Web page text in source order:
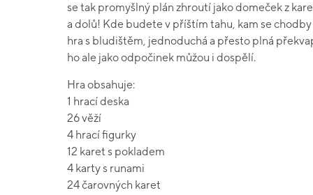
se tak promyšlný plán zhroutí jako domeček z
a dolů! Kde budete v příštím tahu, kam se
hra s bludištěm, jednoduchá a přesto plná
ho ale jako odpočinek můžou i dospělí.
Hra obsahuje:
1 hrací deska
26 věží
4 hrací figurky
12 karet s pokladem
4 karty s runami
24 čarovných karet